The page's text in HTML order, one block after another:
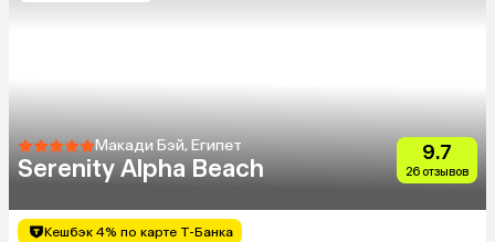
Макади Бэй, Египет
Serenity Alpha Beach
9.7
26 отзывов
Кешбэк 4% по карте Т-Банка